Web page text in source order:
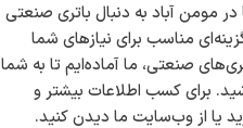
در مومن آباد به دنبال باتری صنعتی
مناسب برای نیازهای شما
صنعتی، ما آماده‌ایم تا به شما
برای کسب اطلاعات بیشتر و
یا از وب‌سایت ما دیدن کنید.